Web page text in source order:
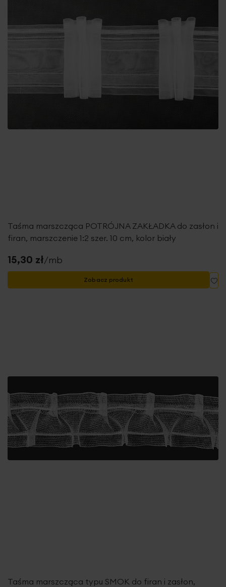
Taśma marszcząca POTRÓJNA ZAKŁADKA do zasłon i
firan, marszczenie 1:2 szer. 10 cm, kolor biały
15,30 zł/mb
Zobacz produkt
Taśma marszcząca typu SMOK do firan i zasłon,